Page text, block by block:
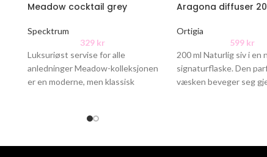
Meadow cocktail grey
Specktrum
329 kr
Luksuriøst servise for alle
anledninger Meadow-kolleksjonen
er en moderne, men klassisk
borddekking. Hele
Aragona diffuser
Ortigia
599 kr
200 ml Naturlig siv i en
signaturflaske. Den
væsken beveger seg